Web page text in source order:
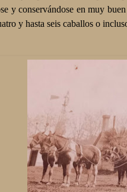
y conservándose en muy
y hasta seis caballos o